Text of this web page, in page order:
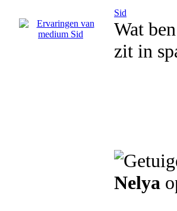
Sid
Wat
zit in
Nelya